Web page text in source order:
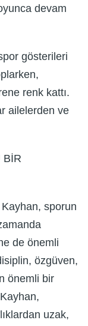
devam
gösterileri
renk kattı.
ailelerden ve
BİR
sporun
de önemli
özgüven,
önemli bir
uzak,